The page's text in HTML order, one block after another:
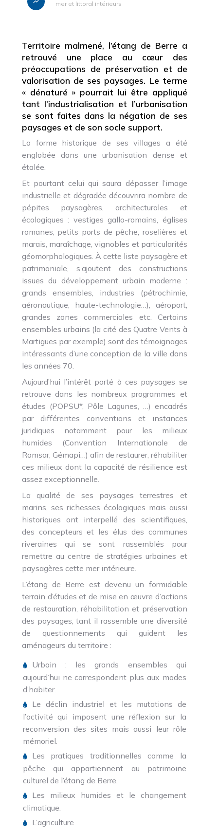
mer et littoral intérieurs
Territoire malmené, l’étang de Berre a
retrouvé une place au cœur des
préoccupations de préservation et de
valorisation de ses paysages. Le terme
« dénaturé » pourrait lui être appliqué
tant l’industrialisation et l’urbanisation
se sont faites dans la négation de ses
paysages et de son socle support.
La forme historique de ses villages a été
englobée dans une urbanisation dense et
étalée.
Et pourtant celui qui saura dépasser l’image
industrielle et dégradée découvrira nombre de
pépites paysagères, architecturales et
écologiques : vestiges gallo-romains, églises
romanes, petits ports de pêche, roselières et
marais, maraîchage, vignobles et particularités
géomorphologiques. À cette liste paysagère et
patrimoniale, s’ajoutent des constructions
issues du développement urbain moderne :
grands ensembles, industries (pétrochimie,
aéronautique, haute-technologie…), aéroport,
grandes zones commerciales etc. Certains
ensembles urbains (la cité des Quatre Vents à
Martigues par exemple) sont des témoignages
intéressants d’une conception de la ville dans
les années 70.
Aujourd’hui l’intérêt porté à ces paysages se
retrouve dans les nombreux programmes et
études (POPSU*, Pôle Lagunes, …) encadrés
par différentes conventions et instances
juridiques notamment pour les milieux
humides (Convention Internationale de
Ramsar, Gémapi…) afin de restaurer, réhabiliter
ces milieux dont la capacité de résilience est
assez exceptionnelle.
La qualité de ses paysages terrestres et
marins, ses richesses écologiques mais aussi
historiques ont interpellé des scientifiques,
des concepteurs et les élus des communes
riveraines qui se sont rassemblés pour
remettre au centre de stratégies urbaines et
paysagères cette mer intérieure.
L’étang de Berre est devenu un formidable
terrain d’études et de mise en œuvre d’actions
de restauration, réhabilitation et préservation
des paysages, tant il rassemble une diversité
de questionnements qui guident les
aménageurs du territoire :
Urbain : les grands ensembles qui
aujourd’hui ne correspondent plus aux modes
d’habiter.
Le déclin industriel et les mutations de
l’activité qui imposent une réflexion sur la
reconversion des sites mais aussi leur rôle
mémoriel.
Les pratiques traditionnelles comme la
pêche qui appartiennent au patrimoine
culturel de l’étang de Berre.
Les milieux humides et le changement
climatique.
L’agriculture